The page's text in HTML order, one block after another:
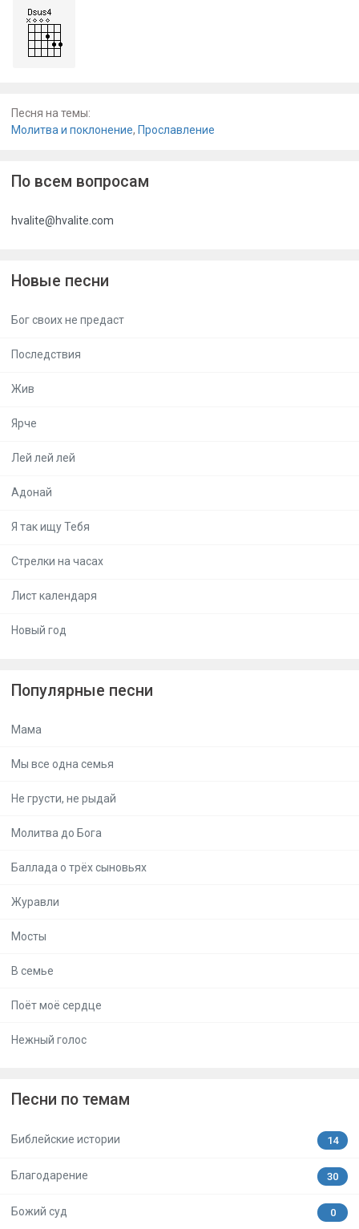
Песня на темы:
Молитва и поклонение, Прославление
По всем вопросам
hvalite@hvalite.com
Новые песни
Бог своих не предаст
Последствия
Жив
Ярче
Лей лей лей
Адонай
Я так ищу Тебя
Стрелки на часах
Лист календаря
Новый год
Популярные песни
Мама
Мы все одна семья
Не грусти, не рыдай
Молитва до Бога
Баллада о трёх сыновьях
Журавли
Мосты
В семье
Поёт моё сердце
Нежный голос
Песни по темам
Библейские истории 14
Благодарение 30
Божий суд 0